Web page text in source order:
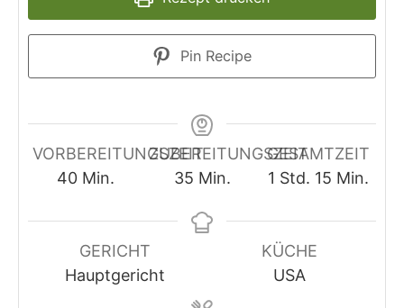
Pin Recipe
VORBEREITUNGSZEIT
40Minuten
Min.
ZUBEREITUNGSZEIT
35Minuten
Min.
GESAMTZEIT
1 Stunde
Std. 15Minuten
Min.
GERICHT
Hauptgericht
KÜCHE
USA